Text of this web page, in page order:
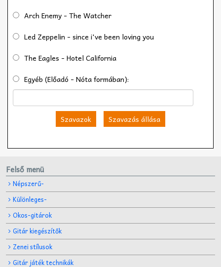
Arch Enemy - The Watcher
Led Zeppelin - since i've been loving you
The Eagles - Hotel California
Egyéb (Előadó - Nóta formában):
Szavazok Szavazás állása
Felső menü
Népszerű-
Különleges-
Okos-gitárok
Gitár kiegészítők
Zenei stílusok
Gitár játék technikák